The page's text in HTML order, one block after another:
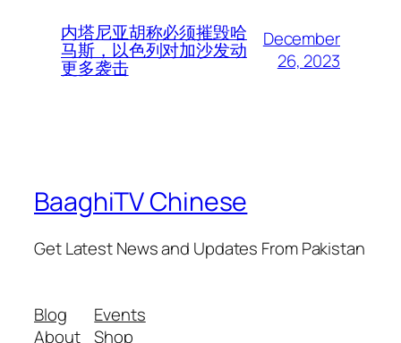
内塔尼亚胡称必须摧毁哈
马斯，以色列对加沙发动
更多袭击
December
26, 2023
BaaghiTV Chinese
Get Latest News and Updates From Pakistan
Blog
About
Events
Shop